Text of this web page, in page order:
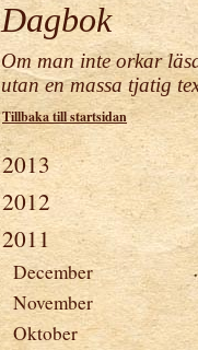
Dagbok
Om man inte orkar
utan en massa tjatig
Tillbaka till startsidan
2013
2012
2011
December
November
Oktober